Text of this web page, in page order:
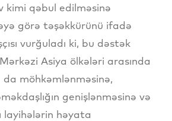
kimi qəbul edilməsinə
görə təşəkkürünü ifadə
vurğuladı ki, bu dəstək
Asiya ölkələri arasında
möhkəmlənməsinə,
genişlənməsinə və
layihələrin həyata